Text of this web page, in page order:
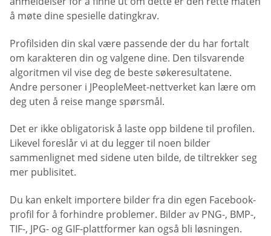
å møte dine spesielle datingkrav.
Profilsiden din skal være passende der du har fortalt
om karakteren din og valgene dine. Den tilsvarende
algoritmen vil vise deg de beste søkeresultatene.
Andre personer i JPeopleMeet-nettverket kan lære om
deg uten å reise mange spørsmål.
Det er ikke obligatorisk å laste opp bildene til profilen.
Likevel foreslår vi at du legger til noen bilder
sammenlignet med sidene uten bilde, de tiltrekker seg
mer publisitet.
Du kan enkelt importere bilder fra din egen Facebook-
profil for å forhindre problemer. Bilder av PNG-, BMP-,
TIF-, JPG- og GIF-plattformer kan også bli løsningen.